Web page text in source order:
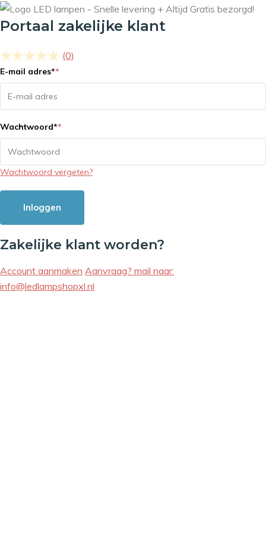
Portaal zakelijke klant
(0)
E-mail adres**
Wachtwoord**
Wachtwoord vergeten?
Inloggen
Zakelijke klant worden?
Account aanmaken Aanvraag? mail naar:
info@ledlampshopxl.nl